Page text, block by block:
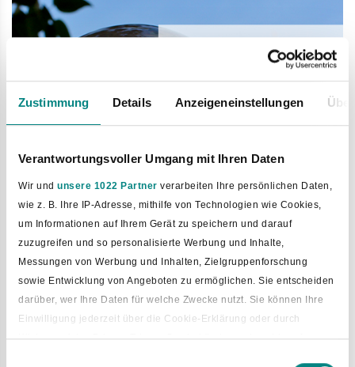
Zustimmung Details Anzeigeneinstellungen
Verantwortungsvoller Umgang mit Ihren Daten
Wir und unsere 1022 Partner verarbeiten Ihre persönlichen Daten,
wie z. B. Ihre IP-Adresse, mithilfe von Technologien wie Cookies,
um Informationen auf Ihrem Gerät zu speichern und darauf
zuzugreifen und so personalisierte Werbung und Inhalte,
Messungen von Werbung und Inhalten, Zielgruppenforschung
sowie Entwicklung von Angeboten zu ermöglichen. Sie entscheiden
darüber, wer Ihre Daten für welche Zwecke nutzt. Sie können Ihre
Einwilligung jederzeit über die Cookie-Erklärung oder durch
Klicken auf das Privacy Trigger Symbol ändern oder widerrufen
22. Januar 2026
Amtliche Bekanntmachung
Amtliche Bekanntmachung (PDF, 44 KB)zur